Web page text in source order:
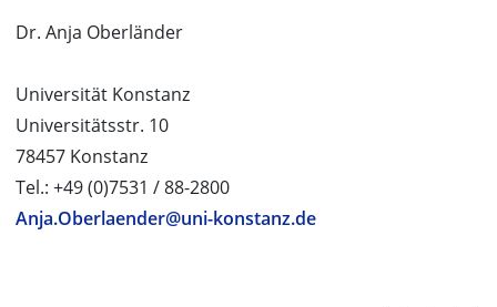
Dr. Anja Oberländer
Universität Konstanz
Universitätsstr. 10
78457 Konstanz
Tel.: +49 (0)7531 / 88-2800
Anja.Oberlaender@uni-konstanz.de